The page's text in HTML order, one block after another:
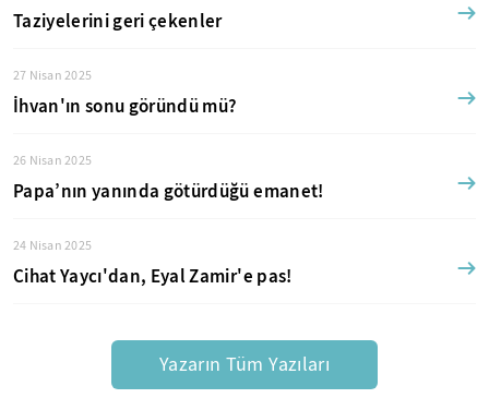
Taziyelerini geri çekenler
27 Nisan 2025
İhvan'ın sonu göründü mü?
26 Nisan 2025
Papa’nın yanında götürdüğü emanet!
24 Nisan 2025
Cihat Yaycı'dan, Eyal Zamir'e pas!
Yazarın Tüm Yazıları